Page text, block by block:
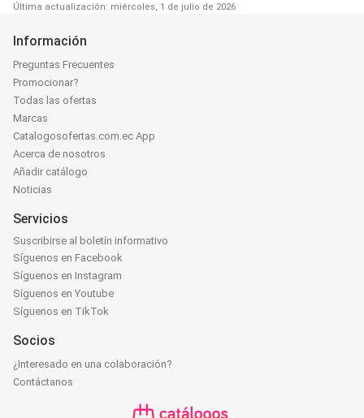
Última actualización: miércoles, 1 de julio de 2026
Información
Preguntas Frecuentes
Promocionar?
Todas las ofertas
Marcas
Catalogosofertas.com.ec App
Acerca de nosotros
Añadir catálogo
Noticias
Servicios
Suscribirse al boletín informativo
Síguenos en Facebook
Síguenos en Instagram
Síguenos en Youtube
Síguenos en TikTok
Socios
¿Interesado en una colaboración?
Contáctanos